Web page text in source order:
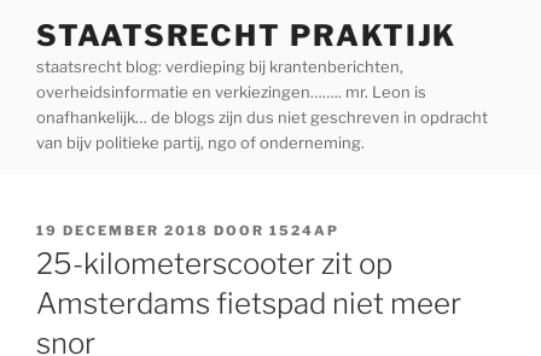
inhoud
STAATSRECHT PRAKTIJK
staatsrecht blog: verdieping bij krantenberichten,
overheidsinformatie en verkiezingen…….. mr. Leon is
onafhankelijk… de blogs zijn dus niet geschreven in opdracht
van bijv politieke partij, ngo of onderneming.
GEPLAATST
OP
19 DECEMBER 2018 DOOR 1524AP
25-kilometerscooter zit op
Amsterdams fietspad niet meer
snor